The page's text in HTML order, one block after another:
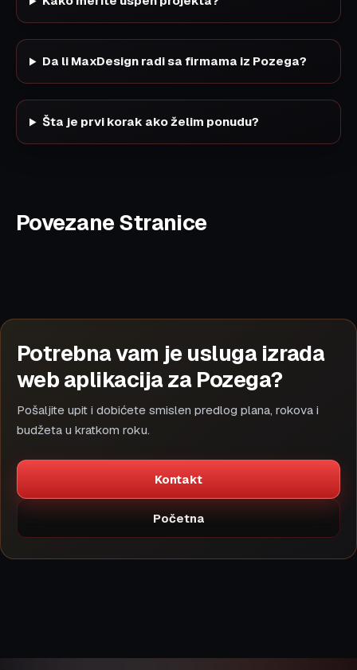
Da li MaxDesign radi sa firmama iz Pozega?
Šta je prvi korak ako želim ponudu?
Povezane Stranice
Potrebna vam je usluga izrada
web aplikacija za Pozega?
Pošaljite upit i dobićete smislen predlog plana, rokova i
budžeta u kratkom roku.
Kontakt
Početna